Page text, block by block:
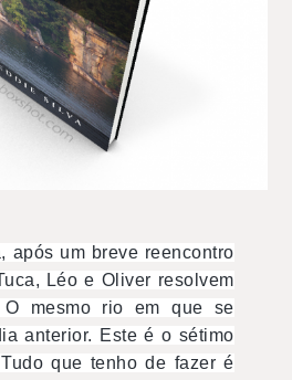
após um breve reencontro
Léo e Oliver resolvem
mesmo rio em que se
anterior. Este é o sétimo
que tenho de fazer é